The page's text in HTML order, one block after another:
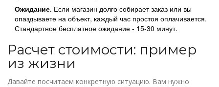
Ожидание. Если магазин долго собирает заказ или вы
опаздываете на объект, каждый час простоя оплачивается.
Стандартное бесплатное ожидание - 15-30 минут.
Расчет стоимости: пример
из жизни
Давайте посчитаем конкретную ситуацию. Вам нужно